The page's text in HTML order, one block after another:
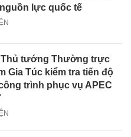
lực quốc tế
Thủ tướng Thường trực
Gia Túc kiểm tra tiến độ
trình phục vụ APEC